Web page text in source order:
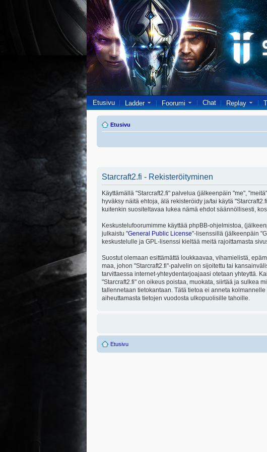
Etusivu Ladder Foorumi Chat Replay
Etusivu
Starcraft2.fi - Rekisteröityminen
Käyttämällä "Starcraft2.fi" palvelua (jälkeenpäin "me",
hyväksy näitä ehtoja, älä rekisteröidy ja/tai käytä
kuitenkin suositeltavaa lukea nämä ehdot säännöllisesti,
Keskustelufoorumimme käyttää phpBB-ohjelmistoa,
julkaistu "General Public License"-lisenssillä (jälkeenpäin
keskustelulle ja GPL-lisenssi kieltää meitä rajoittamasta
Suostut olemaan esittämättä loukkaavaa, vihamielistä,
maa, johon "Starcraft2.fi"-palvelin on sijoitettu tai
tarvittaessa internet-yhteydentarjoajaasi otetaan yhteyttä.
"Starcraft2.fi" on oikeus poistaa, muokata, siirtää ja sulkea
tallennetaan tietokantaan. Tätä tietoa ei anneta
aiheuttamasta tietojen vuodosta ulkopuolisille tahoille.
Etusivu